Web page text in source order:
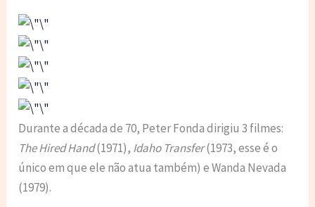
Durante a década de 70, Peter Fonda dirigiu 3 filmes:
The Hired Hand(1971), Idaho Transfer(1973, esse é o
único em que ele não atua também) e Wanda Nevada
(1979).